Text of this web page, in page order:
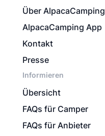
Über AlpacaCamping
AlpacaCamping App
Kontakt
Presse
Informieren
Übersicht
FAQs für Camper
FAQs für Anbieter